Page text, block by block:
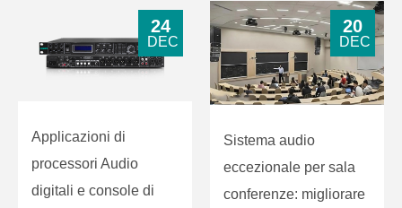
24
DEC
Applicazioni di
processori Audio
digitali e console di
20
DEC
Sistema audio
eccezionale per sala
conferenze: migliorare